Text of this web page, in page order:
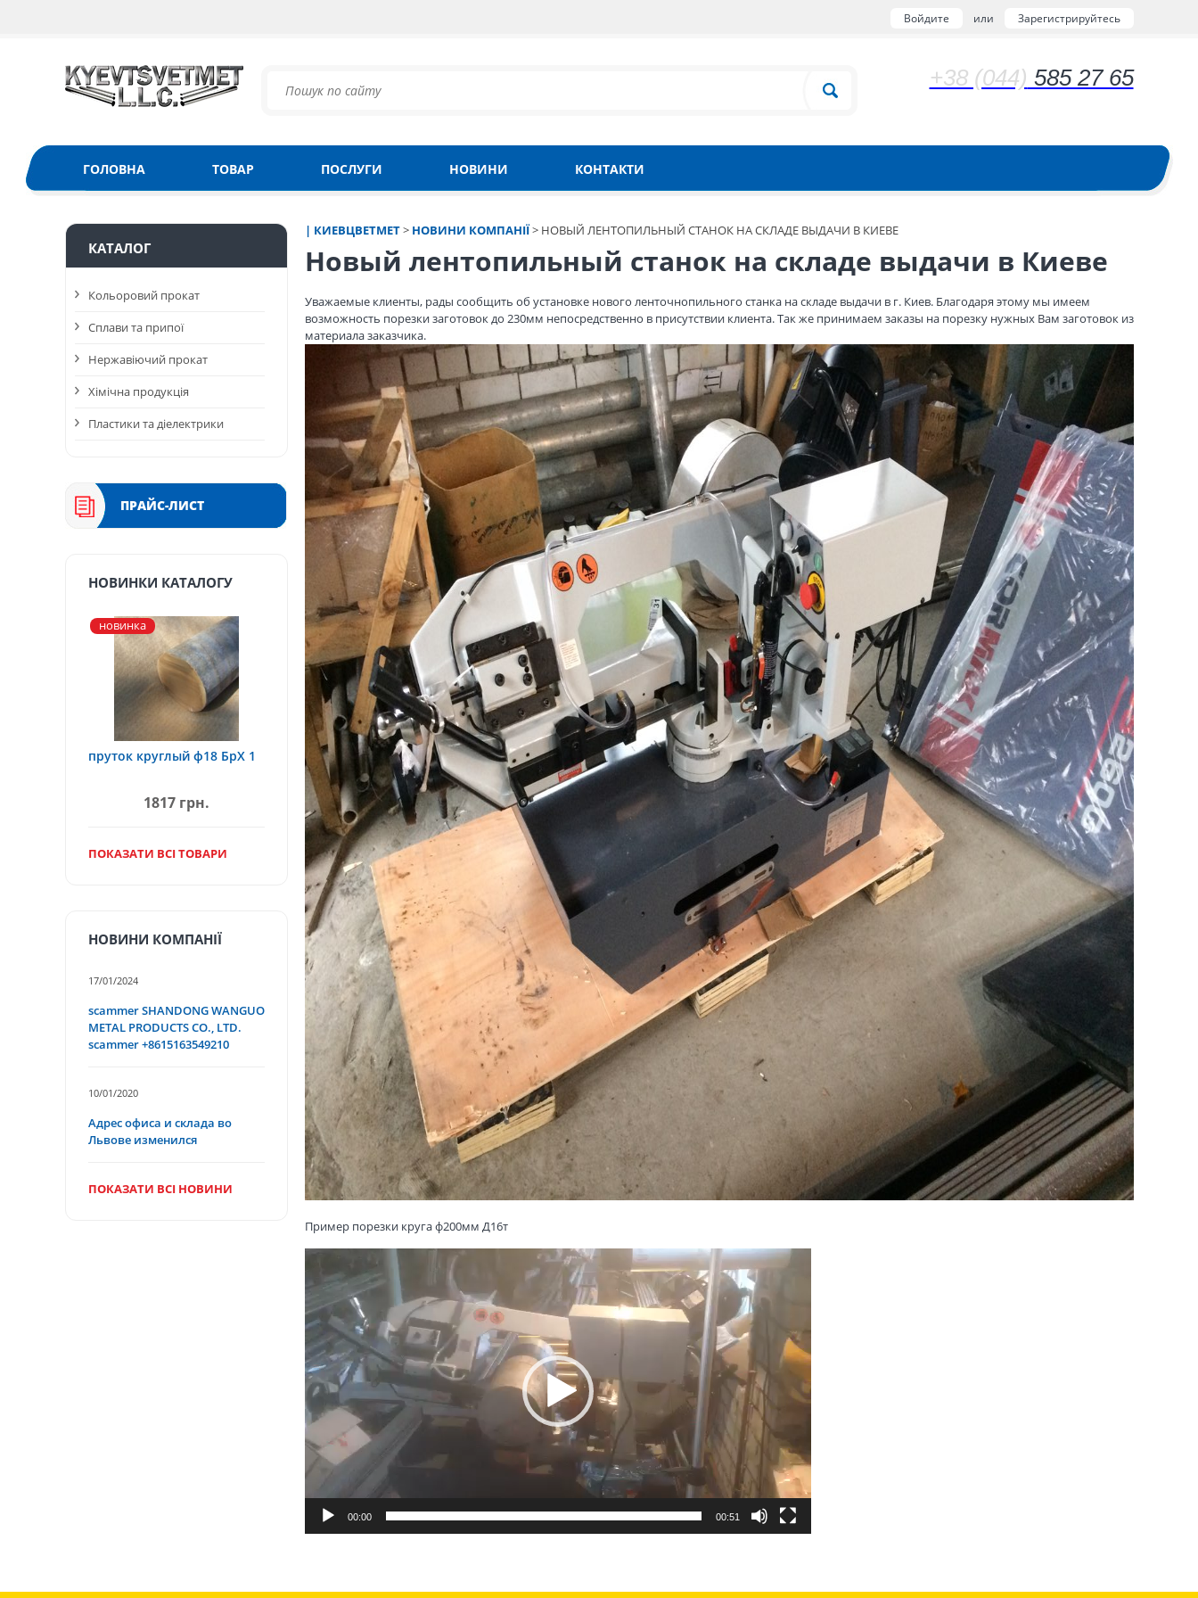
Войдите или Зарегистрируйтесь
+38 (044) 585 27 65
ГОЛОВНА ТОВАР ПОСЛУГИ НОВИНИ КОНТАКТИ
| КИЕВЦВЕТМЕТ> НОВИНИ КОМПАНІЇ> НОВЫЙ ЛЕНТОПИЛЬНЫЙ СТАНОК НА СКЛАДЕ ВЫДАЧИ В КИЕВЕ
Новый лентопильный станок на складе выдачи в Киеве
Уважаемые клиенты, рады сообщить об установке нового ленточнопильного станка на складе выдачи в г. Киев. Благодаря этому мы имеем
возможность порезки заготовок до 230мм непосредственно в присутствии клиента. Так же принимаем заказы на порезку нужных Вам заготовок из
материала заказчика.
Пример порезки круга ф200мм Д16т
Відеопрогравач
00:00 00:51
КАТАЛОГ
Кольоровий прокат
Сплави та припої
Нержавіючий прокат
Хімічна продукція
Пластики та діелектрики
ПРАЙС-ЛИСТ
НОВИНКИ КАТАЛОГУ
новинка
пруток круглый ф18 БрХ 1
1817 грн.
ПОКАЗАТИ ВСІ ТОВАРИ
НОВИНИ КОМПАНІЇ
17/01/2024
scammer SHANDONG WANGUO
METAL PRODUCTS CO., LTD.
scammer +8615163549210
10/01/2020
Адрес офиса и склада во
Львове изменился
ПОКАЗАТИ ВСІ НОВИНИ